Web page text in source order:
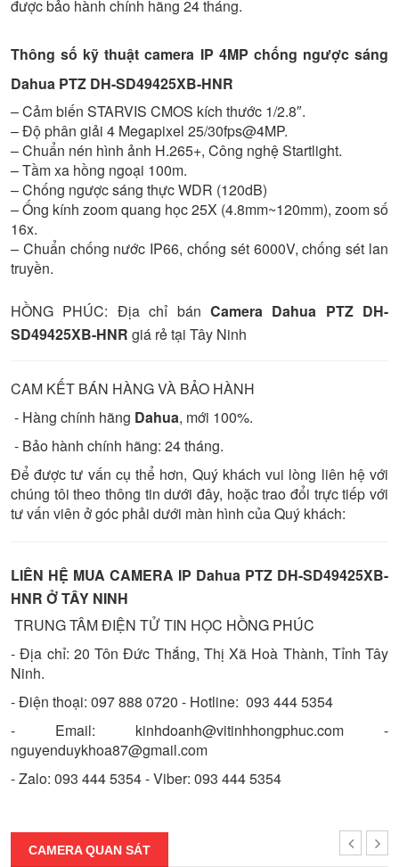
được bảo hành chính hãng 24 tháng.
Thông số kỹ thuật camera IP 4MP chống ngược sáng
Dahua PTZ DH-SD49425XB-HNR
– Cảm biến STARVIS CMOS kích thước 1/2.8″.
– Độ phân giải 4 Megapixel 25/30fps@4MP.
– Chuẩn nén hình ảnh H.265+, Công nghệ Startlight.
– Tầm xa hồng ngoại 100m.
– Chống ngược sáng thực WDR (120dB)
– Ống kính zoom quang học 25X (4.8mm~120mm), zoom số
16x.
– Chuẩn chống nước IP66, chống sét 6000V, chống sét lan
truyền.
HỒNG PHÚC: Địa chỉ bán Camera Dahua PTZ DH-
SD49425XB-HNR giá rẻ tại Tây Ninh
CAM KẾT BÁN HÀNG VÀ BẢO HÀNH
- Hàng chính hãng Dahua, mới 100%.
- Bảo hành chính hãng: 24 tháng.
Để được tư vấn cụ thể hơn, Quý khách vui lòng liên hệ với
chúng tôi theo thông tin dưới đây, hoặc trao đổi trực tiếp với
tư vấn viên ở góc phải dưới màn hình của Quý khách:
LIÊN HỆ MUA CAMERA IP Dahua PTZ DH-SD49425XB-
HNR Ở TÂY NINH
TRUNG TÂM ĐIỆN TỬ TIN HỌC HỒNG PHÚC
- Địa chỉ: 20 Tôn Đức Thắng, Thị Xã Hoà Thành, Tỉnh Tây
Ninh.
- Điện thoại: 097 888 0720 - Hotline: 093 444 5354
- Email: kinhdoanh@vitinhhongphuc.com -
nguyenduykhoa87@gmail.com
-Zalo: 093 444 5354 - Viber: 093 444 5354
CAMERA QUAN SÁT